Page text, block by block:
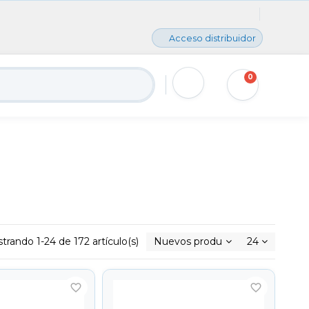
Acceso distribuidor
0
1-24 de 172 artículo(s) Nuevos productos primero
24
favorite_border favorite_border